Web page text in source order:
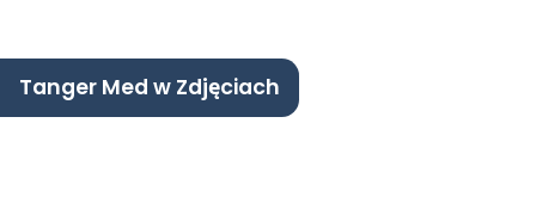
Tanger Med w Zdjęciach